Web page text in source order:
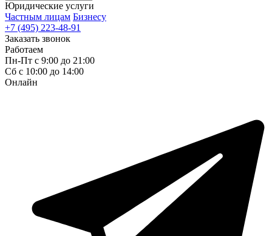
Юридические услуги
Частным лицам Бизнесу
+7 (495) 223-48-91
Заказать звонок
Работаем
Пн-Пт с 9:00 до 21:00
Сб с 10:00 до 14:00
Онлайн